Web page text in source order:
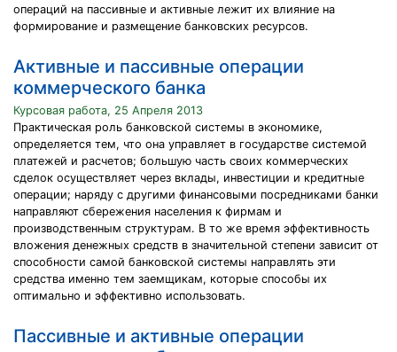
операций на пассивные и активные лежит их влияние на
формирование и размещение банковских ресурсов.
Активные и пассивные операции
коммерческого банка
Курсовая работа, 25 Апреля 2013
Практическая роль банковской системы в экономике,
определяется тем, что она управляет в государстве системой
платежей и расчетов; большую часть своих коммерческих
сделок осуществляет через вклады, инвестиции и кредитные
операции; наряду с другими финансовыми посредниками банки
направляют сбережения населения к фирмам и
производственным структурам. В то же время эффективность
вложения денежных средств в значительной степени зависит от
способности самой банковской системы направлять эти
средства именно тем заемщикам, которые способы их
оптимально и эффективно использовать.
Пассивные и активные операции